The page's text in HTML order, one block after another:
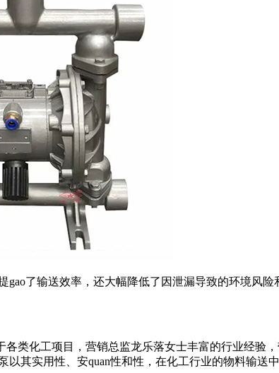
了输送效率，还大幅降低了因泄漏导致的环境风
类化工项目，营销总监龙乐落女士丰富的行业经验
其实用性、安quan性和性，在化工行业的物料输送